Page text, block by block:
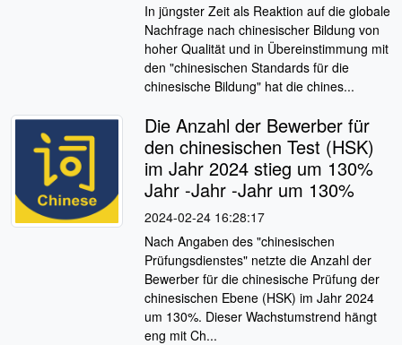
In jüngster Zeit als Reaktion auf die globale
Nachfrage nach chinesischer Bildung von
hoher Qualität und in Übereinstimmung mit
den "chinesischen Standards für die
chinesische Bildung" hat die chines...
Die Anzahl der Bewerber für
den chinesischen Test (HSK)
im Jahr 2024 stieg um 130%
Jahr -Jahr -Jahr um 130%
2024-02-24 16:28:17
Nach Angaben des "chinesischen
Prüfungsdienstes" netzte die Anzahl der
Bewerber für die chinesische Prüfung der
chinesischen Ebene (HSK) im Jahr 2024
um 130%. Dieser Wachstumstrend hängt
eng mit Ch...